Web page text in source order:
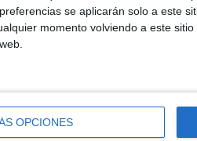
se aplicarán solo a este
momento volviendo a este
OPCIONES
3
Mundial Kings League
6 (13.64%)